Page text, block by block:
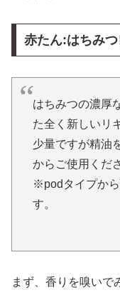
赤たん:はちみ
はちみつの濃厚
た全く新しいリ
少量ですが精油
からご使用くだ
※podタイプか
す。
まず、香りを嗅いで